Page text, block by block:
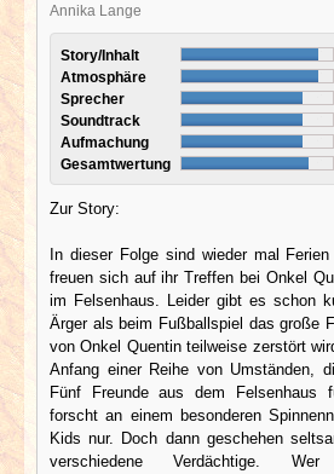
Annika Lange
Story/Inhalt
Atmosphäre
Sprecher
Soundtrack
Aufmachung
Gesamtwertung
Zur Story:
In dieser Folge sind wieder mal
freuen sich auf ihr Treffen bei Onkel
im Felsenhaus. Leider gibt es schon
Ärger als beim Fußballspiel das große
von Onkel Quentin teilweise zerstört
Anfang einer Reihe von Umständen,
Fünf Freunde aus dem Felsenhaus
forscht an einem besonderen
Kids nur. Doch dann geschehen
verschiedene Verdächtige.